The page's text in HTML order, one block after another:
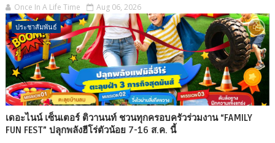
Once In A Life Time Aug 06, 2026
ประชาสัมพันธ์
เดอะไนน์ เซ็นเตอร์ ติวานนท์ ชวนทุกครอบครัวร่วมงาน “FAMILY
FUN FEST” ปลุกพลังฮีโร่ตัวน้อย 7-16 ส.ค. นี้